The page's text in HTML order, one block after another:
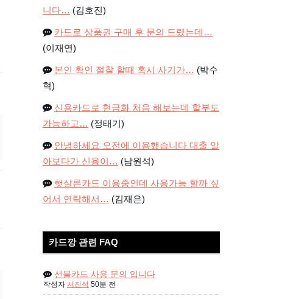
니다… (김호진)
카드로 상품권 구매 후 문의 드렸는데…
(이재연)
본인 확인 절찰 할때 혹시 사기가… (박수
혁)
신용카드로 현금화 처음 해보는데 할부도
가능하고… (정태기)
안녕하세요 오전에 이용했습니다 대출 알
아보다가 신용이… (남원석)
햇살론카드 이용중인데 사용가능 할까 싶
어서 연락해서… (김재은)
카드깡 관련 FAQ
선불카드 사용 문의 입니다
작성자 서진석 50분 전